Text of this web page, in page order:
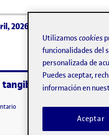
2026
en PEC3 Interacción tangible
Utilizamos cookies
funcionalidades del
personalizada de
Puedes aceptar,
información en
Aceptar